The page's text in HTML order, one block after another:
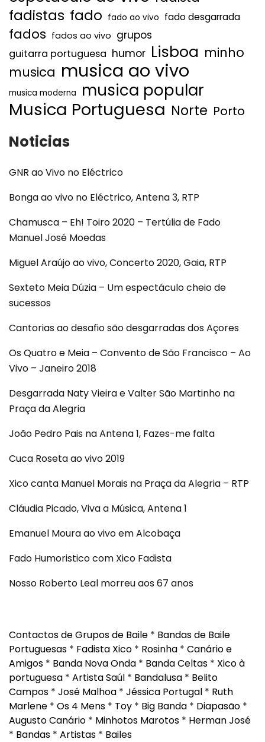
fadistas fado fado ao vivo fado desgarrada
fados fados ao vivo grupos
guitarra portuguesa humor Lisboa minho
musica musica ao vivo
musica moderna musica popular
Musica Portuguesa Norte Porto
Noticias
GNR ao Vivo no Eléctrico
Bonga ao vivo no Eléctrico, Antena 3, RTP
Chamusca – Eh! Toiro 2020 – Tertúlia de Fado
Manuel José Moedas
Miguel Araújo ao vivo, Concerto 2020, Gaia, RTP
Sexteto Meia Dúzia – Um espectáculo cheio de
sucessos
Cantorias ao desafio são desgarradas dos Açores
Os Quatro e Meia – Convento de São Francisco – Ao
Vivo – Janeiro 2018
Desgarrada Naty Vieira e Valter São Martinho na
Praça da Alegria
João Pedro Pais na Antena 1, Fazes-me falta
Cuca Roseta ao vivo 2019
Xico canta Manuel Morais na Praça da Alegria – RTP
Cláudia Picado, Viva a Música, Antena 1
Emanuel Moura ao vivo em Alcobaça
Fado Humoristico com Xico Fadista
Nosso Roberto Leal morreu aos 67 anos
Contactos de Grupos de Baile * Bandas de Baile
Portuguesas * Fadista Xico * Rosinha * Canário e
Amigos * Banda Nova Onda * Banda Celtas * Xico à
portuguesa * Artista Saúl * Bandalusa * Belito
Campos * José Malhoa * Jéssica Portugal * Ruth
Marlene * Os 4 Mens * Toy * Big Banda * Diapasão *
Augusto Canário * Minhotos Marotos * Herman José
* Bandas * Artistas * Bailes